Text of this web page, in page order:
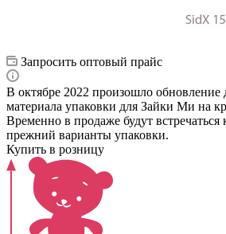
Запросить оптовый прайс
В октябре 2022 произошло обновление
материала упаковки для Зайки Ми на
Временно в продаже будут встречаться
прежний варианты упаковки.
Купить в розницу